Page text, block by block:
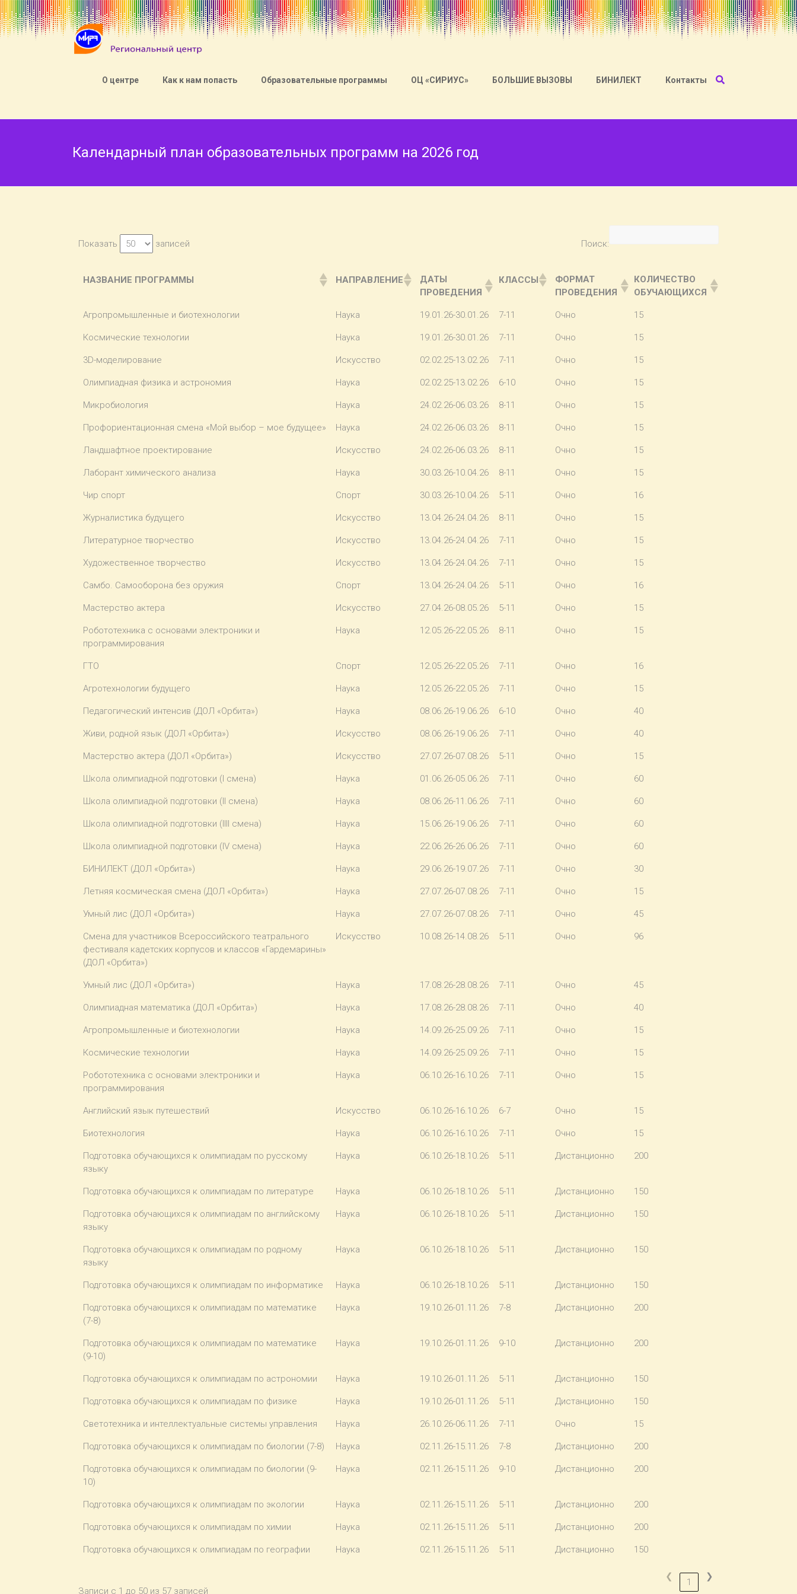
О центре Как к нам попасть Образовательные программы ОЦ «СИРИУС» БОЛЬШИЕ ВЫЗОВЫ БИНИЛЕКТ Контакты
Календарный план образовательных программ на 2026 год
Показать записей Поиск:
НАЗВАНИЕ ПРОГРАММЫ НАПРАВЛЕНИЕ
ДАТЫ
ПРОВЕДЕНИЯ
КЛАССЫ
ФОРМАТ
ПРОВЕДЕНИЯ
КОЛИЧЕСТВО
ОБУЧАЮЩИХСЯ
Агропромышленные и биотехнологии Наука 19.01.26-30.01.26 7-11 Очно 15
Космические технологии Наука 19.01.26-30.01.26 7-11 Очно 15
3D-моделирование Искусство 02.02.25-13.02.26 7-11 Очно 15
Олимпиадная физика и астрономия Наука 02.02.25-13.02.26 6-10 Очно 15
Микробиология Наука 24.02.26-06.03.26 8-11 Очно 15
Профориентационная смена «Мой выбор – мое будущее» Наука 24.02.26-06.03.26 8-11 Очно 15
Ландшафтное проектирование Искусство 24.02.26-06.03.26 8-11 Очно 15
Лаборант химического анализа Наука 30.03.26-10.04.26 8-11 Очно 15
Чир спорт Спорт 30.03.26-10.04.26 5-11 Очно 16
Журналистика будущего Искусство 13.04.26-24.04.26 8-11 Очно 15
Литературное творчество Искусство 13.04.26-24.04.26 7-11 Очно 15
Художественное творчество Искусство 13.04.26-24.04.26 7-11 Очно 15
Самбо. Самооборона без оружия Спорт 13.04.26-24.04.26 5-11 Очно 16
Мастерство актера Искусство 27.04.26-08.05.26 5-11 Очно 15
Робототехника с основами электроники и
программирования
Наука 12.05.26-22.05.26 8-11 Очно 15
ГТО Спорт 12.05.26-22.05.26 7-11 Очно 16
Агротехнологии будущего Наука 12.05.26-22.05.26 7-11 Очно 15
Педагогический интенсив (ДОЛ «Орбита») Наука 08.06.26-19.06.26 6-10 Очно 40
Живи, родной язык (ДОЛ «Орбита») Искусство 08.06.26-19.06.26 7-11 Очно 40
Мастерство актера (ДОЛ «Орбита») Искусство 27.07.26-07.08.26 5-11 Очно 15
Школа олимпиадной подготовки (I смена) Наука 01.06.26-05.06.26 7-11 Очно 60
Школа олимпиадной подготовки (II смена) Наука 08.06.26-11.06.26 7-11 Очно 60
Школа олимпиадной подготовки (IIII смена) Наука 15.06.26-19.06.26 7-11 Очно 60
Школа олимпиадной подготовки (IV смена) Наука 22.06.26-26.06.26 7-11 Очно 60
БИНИЛЕКТ (ДОЛ «Орбита») Наука 29.06.26-19.07.26 7-11 Очно 30
Летняя космическая смена (ДОЛ «Орбита») Наука 27.07.26-07.08.26 7-11 Очно 15
Умный лис (ДОЛ «Орбита») Наука 27.07.26-07.08.26 7-11 Очно 45
Смена для участников Всероссийского театрального
фестиваля кадетских корпусов и классов «Гардемарины»
(ДОЛ «Орбита»)
Искусство 10.08.26-14.08.26 5-11 Очно 96
Умный лис (ДОЛ «Орбита») Наука 17.08.26-28.08.26 7-11 Очно 45
Олимпиадная математика (ДОЛ «Орбита») Наука 17.08.26-28.08.26 7-11 Очно 40
Агропромышленные и биотехнологии Наука 14.09.26-25.09.26 7-11 Очно 15
Космические технологии Наука 14.09.26-25.09.26 7-11 Очно 15
Робототехника с основами электроники и
программирования
Наука 06.10.26-16.10.26 7-11 Очно 15
Английский язык путешествий Искусство 06.10.26-16.10.26 6-7 Очно 15
Биотехнология Наука 06.10.26-16.10.26 7-11 Очно 15
Подготовка обучающихся к олимпиадам по русскому
языку
Наука 06.10.26-18.10.26 5-11 Дистанционно 200
Подготовка обучающихся к олимпиадам по литературе Наука 06.10.26-18.10.26 5-11 Дистанционно 150
Подготовка обучающихся к олимпиадам по английскому
языку
Наука 06.10.26-18.10.26 5-11 Дистанционно 150
Подготовка обучающихся к олимпиадам по родному
языку
Наука 06.10.26-18.10.26 5-11 Дистанционно 150
Подготовка обучающихся к олимпиадам по информатике Наука 06.10.26-18.10.26 5-11 Дистанционно 150
Подготовка обучающихся к олимпиадам по математике
(7-8)
Наука 19.10.26-01.11.26 7-8 Дистанционно 200
Подготовка обучающихся к олимпиадам по математике
(9-10)
Наука 19.10.26-01.11.26 9-10 Дистанционно 200
Подготовка обучающихся к олимпиадам по астрономии Наука 19.10.26-01.11.26 5-11 Дистанционно 150
Подготовка обучающихся к олимпиадам по физике Наука 19.10.26-01.11.26 5-11 Дистанционно 150
Светотехника и интеллектуальные системы управления Наука 26.10.26-06.11.26 7-11 Очно 15
Подготовка обучающихся к олимпиадам по биологии (7-8) Наука 02.11.26-15.11.26 7-8 Дистанционно 200
Подготовка обучающихся к олимпиадам по биологии (9-
10)
Наука 02.11.26-15.11.26 9-10 Дистанционно 200
Подготовка обучающихся к олимпиадам по экологии Наука 02.11.26-15.11.26 5-11 Дистанционно 200
Подготовка обучающихся к олимпиадам по химии Наука 02.11.26-15.11.26 5-11 Дистанционно 200
Подготовка обучающихся к олимпиадам по географии Наука 02.11.26-15.11.26 5-11 Дистанционно 150
Записи с 1 до 50 из 57 записей
❮
1
❯